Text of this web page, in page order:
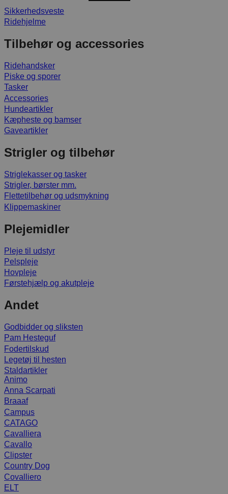
Sikkerhedsveste
Ridehjelme
Tilbehør og accessories
Ridehandsker
Piske og sporer
Tasker
Accessories
Hundeartikler
Kæpheste og bamser
Gaveartikler
Strigler og tilbehør
Striglekasser og tasker
Strigler, børster mm.
Flettetilbehør og udsmykning
Klippemaskiner
Plejemidler
Pleje til udstyr
Pelspleje
Hovpleje
Førstehjælp og akutpleje
Andet
Godbidder og sliksten
Pam Hesteguf
Fodertilskud
Legetøj til hesten
Staldartikler
Animo
Anna Scarpati
Braaaf
Campus
CATAGO
Cavalliera
Cavallo
Clipster
Country Dog
Covalliero
ELT